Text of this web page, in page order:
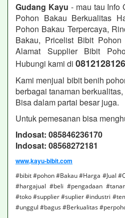
Gudang Kayu - mau tau Info
Pohon Bakau Berkualitas
Pohon Bakau Terpercaya,
Bakau, Pricelist Bibit
Alamat Supplier Bibit
Hubungi kami di
Kami menjual bibit benih
berbagai tanaman
Bisa dalam partai besar juga.
Untuk pemesanan bisa
Indosat: 085846236170
Indosat: 08568272181
www,kayu-bibit.com
#bibit #pohon #Bakau #Harga #Jual
#hargajual #beli #pengadaan
#toko #supplier #suplier #industri
#unggul #bagus #Berkualitas